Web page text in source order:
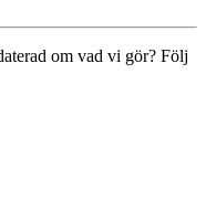
om vad vi gör? Följ